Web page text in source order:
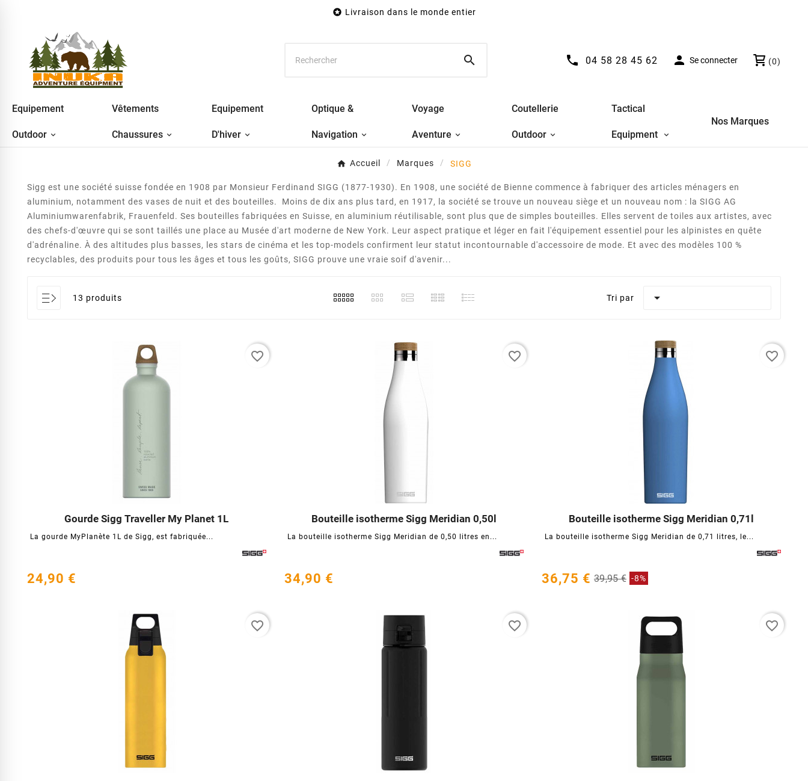
 Livraison dans le monde entier
  04 58 28 45 62  Se connecter (0)
Equipement
Outdoor
Vêtements
Chaussures
Equipement
D'hiver
Optique &
Navigation
Voyage
Aventure
Coutellerie
Outdoor
Tactical
Equipment
Nos Marques
Accueil Marques SIGG
Sigg est une société suisse fondée en 1908 par Monsieur Ferdinand SIGG (1877-1930). En 1908, une société de Bienne commence à fabriquer des articles ménagers en
aluminium, notamment des vases de nuit et des bouteilles. Moins de dix ans plus tard, en 1917, la société se trouve un nouveau siège et un nouveau nom : la SIGG AG
Aluminiumwarenfabrik, Frauenfeld. Ses bouteilles fabriquées en Suisse, en aluminium réutilisable, sont plus que de simples bouteilles. Elles servent de toiles aux artistes, avec
des chefs-d'œuvre qui se sont taillés une place au Musée d'art moderne de New York. Leur aspect pratique et léger en fait l'équipement essentiel pour les alpinistes en quête
d'adrénaline. À des altitudes plus basses, les stars de cinéma et les top-models confirment leur statut incontournable d'accessoire de mode. Et avec des modèles 100 %
recyclables, des produits pour tous les âges et tous les goûts, SIGG prouve une vraie soif d'avenir...
13 produits Tri par 
Gourde Sigg Traveller My Planet 1L
La gourde MyPlanète 1L de Sigg, est fabriquée...
   
24,90 €
favorite_border
Bouteille isotherme Sigg Meridian 0,50l
La bouteille isotherme Sigg Meridian de 0,50 litres en...
   
34,90 €
favorite_border
Bouteille isotherme Sigg Meridian 0,71l
La bouteille isotherme Sigg Meridian de 0,71 litres, le...
   
36,75 € 39,95 € -8%
favorite_border
favorite_border favorite_border favorite_border